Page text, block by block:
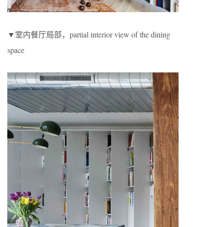
▼室内餐厅局部，partial interior view of the dining
space